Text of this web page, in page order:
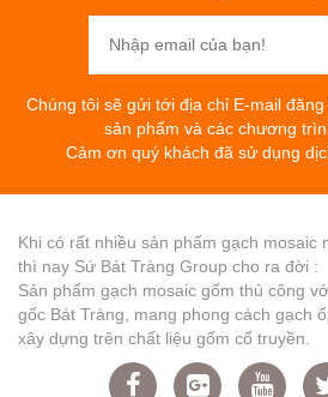
Chúng tôi sẽ gửi tới địa chỉ E-mail
sản phẩm và các chương
Cảm ơn quý khách đã sử dụng
Khi có rất nhiều sản phẩm gạch mosaic
thì nay Sứ Bát Tràng Group cho ra đời :
Sản phẩm gạch mosaic gốm thủ công
gốc Bát Tràng, mang phong cách gạch
xây dựng trên chất liệu gốm cổ truyền.